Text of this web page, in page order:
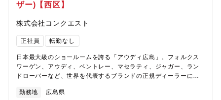
ザー)【西区】
株式会社コンクエスト
正社員 転勤なし
日本最大級のショールームを誇る「アウディ広島」。フォルクス
ワーゲン、アウディ、ベントレー、マセラティ、ジャガー、ラン
ドローバーなど、世界を代表するブランドの正規ディーラーにて
ディの整備をお任せ致します。基本的に整備だけのため、顧客と
勤務地 広島県